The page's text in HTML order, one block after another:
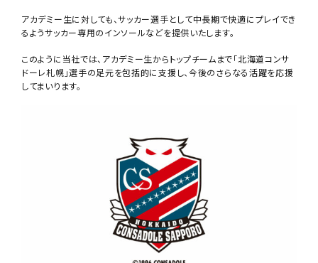
アカデミー生に対しても、サッカー選手として中長期で快適にプレイでき
るようサッカー専用のインソールなどを提供いたします。
このように当社では、アカデミー生からトップチームまで「北海道コンサ
ドーレ札幌」選手の足元を包括的に支援し、今後のさらなる活躍を応援
してまいります。